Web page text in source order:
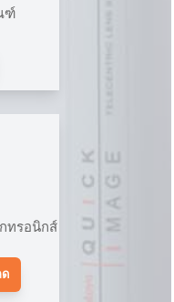
ฑ์
ทรอนิกส์